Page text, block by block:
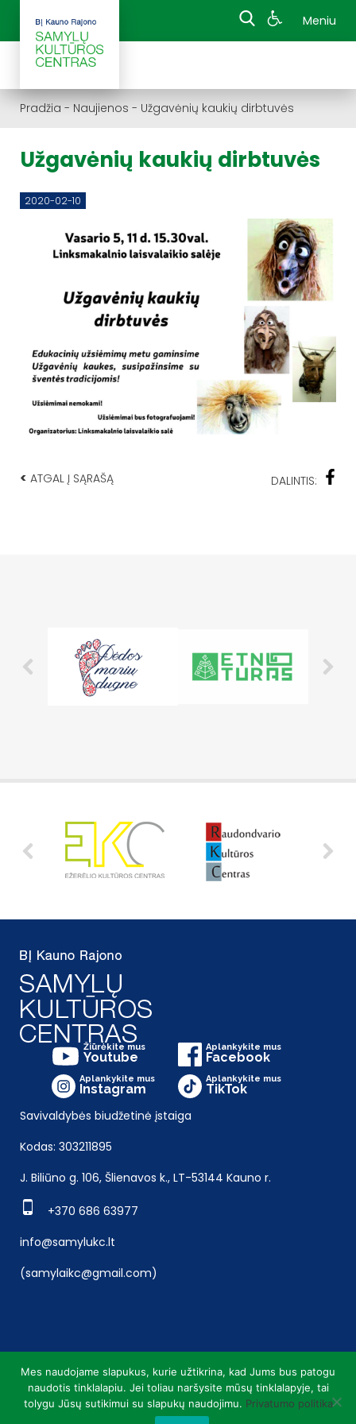
Meniu
Pradžia - Naujienos - Užgavėnių kaukių dirbtuvės
Užgavėnių kaukių dirbtuvės
2020-02-10
< ATGAL Į SĄRAŠĄ DALINTIS:
Žiūrėkite mus
Youtube
Aplankykite mus
Facebook
Aplankykite mus
Instagram
Aplankykite mus
TikTok
Savivaldybės biudžetinė įstaiga
Kodas: 303211895
J. Biliūno g. 106, Šlienavos k., LT-53144 Kauno r.
+370 686 63977
info@samylukc.lt
(samylaikc@gmail.com)
Mes naudojame slapukus, kurie užtikrina, kad Jums bus patogu
naudotis tinklalapiu. Jei toliau naršysite mūsų tinklalapyje, tai
tolygu Jūsų sutikimui su slapukų naudojimu. Privatumo politika